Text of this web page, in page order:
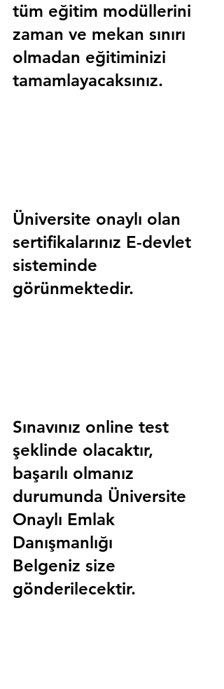
tüm eğitim modüllerini
zaman ve mekan sınırı
olmadan eğitiminizi
tamamlayacaksınız.
Üniversite onaylı olan
sertifikalarınız E-devlet
sisteminde
görünmektedir.
Sınavınız online test
şeklinde olacaktır,
başarılı olmanız
durumunda Üniversite
Onaylı Emlak
Danışmanlığı
Belgeniz size
gönderilecektir.